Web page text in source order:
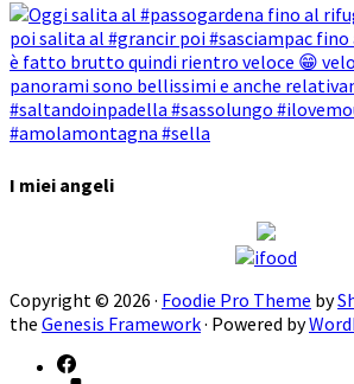
I miei angeli
Copyright © 2026 · Foodie Pro Theme by
the Genesis Framework· Powered by